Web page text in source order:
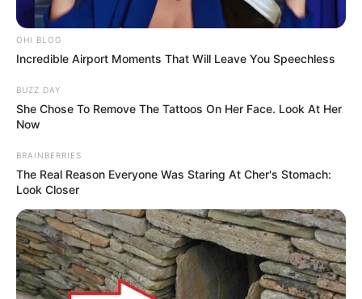
OHI BLOG
Incredible Airport Moments That Will Leave You Speechless
BUZZ DAY
She Chose To Remove The Tattoos On Her Face. Look At Her
Now
BRAINBERRIES
The Real Reason Everyone Was Staring At Cher's Stomach:
Look Closer